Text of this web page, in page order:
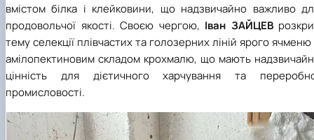
вмістом білка і клейковини, що надзвичайно важливо
продовольчої якості. Своєю чергою, Іван ЗАЙЦЕВ
тему селекції плівчастих та голозерних ліній ярого ячменю
амілопектиновим складом крохмалю, що мають
цінність для дієтичного харчування та
промисловості.